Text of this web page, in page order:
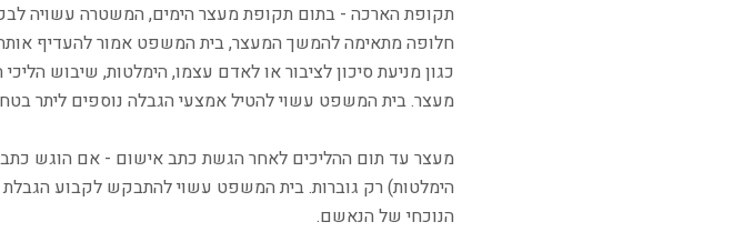
תקופת הארכה - בתום תקופת מעצר הימים, המשטרה עשויה
חלופה מתאימה להמשך המעצר, בית המשפט אמור להעדיף
כגון מניעת סיכון לציבור או לאדם עצמו, הימלטות, שיבוש
מעצר. בית המשפט עשוי להטיל אמצעי הגבלה נוספים ליתר
מעצר עד תום ההליכים לאחר הגשת כתב אישום - אם הוגש כתב
הימלטות) רק גוברות. בית המשפט עשוי להתבקש לקבוע הגבלת
הנוכחי של הנאשם.